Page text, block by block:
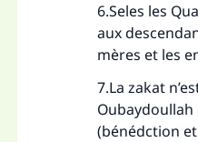
6.Seles les
aux
mères et les
7.La zakat
Oubaydoullah
(bénédction